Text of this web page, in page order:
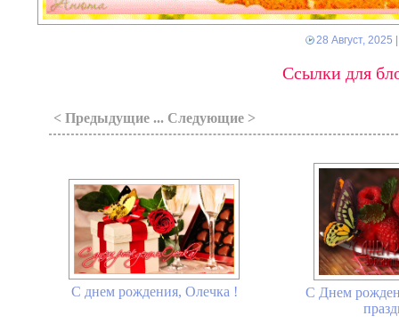
28 Август, 2025
Ссылки для
< Предыдущие ... Следующие >
C днем рождения, Олечка !
С Днем